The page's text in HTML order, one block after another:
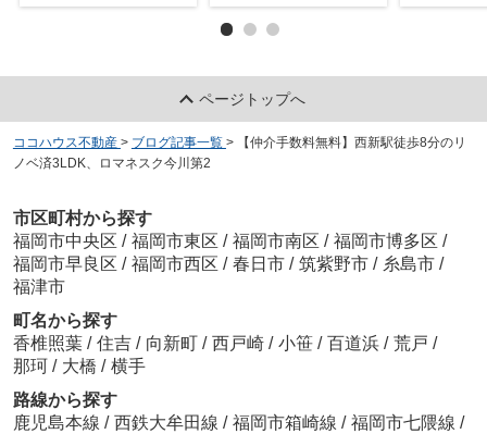
ページトップへ
ココハウス不動産 > ブログ記事一覧 >
【仲介手数料無料】西新駅徒歩8分のリ
ノベ済3LDK、ロマネスク今川第2
市区町村から探す
福岡市中央区 / 福岡市東区 / 福岡市南区 / 福岡市博多区 /
福岡市早良区 / 福岡市西区 / 春日市 / 筑紫野市 / 糸島市 /
福津市
町名から探す
香椎照葉 / 住吉 / 向新町 / 西戸崎 / 小笹 / 百道浜 / 荒戸 /
那珂 / 大橋 / 横手
路線から探す
鹿児島本線 / 西鉄大牟田線 / 福岡市箱崎線 / 福岡市七隈線 /